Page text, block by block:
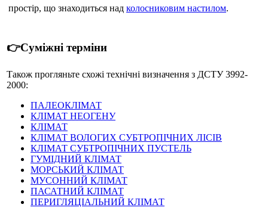
простір, що знаходиться над колосниковим настилом.
👉Суміжні терміни
Також прогляньте схожі технічні визначення з ДСТУ 3992-
2000:
ПАЛЕОКЛІМАТ
КЛІМАТ НЕОГЕНУ
КЛІМАТ
КЛІМАТ ВОЛОГИХ СУБТРОПІЧНИХ ЛІСІВ
КЛІМАТ СУБТРОПІЧНИХ ПУСТЕЛЬ
ГУМІДНИЙ КЛІМАТ
МОРСЬКИЙ КЛІМАТ
МУСОННИЙ КЛІМАТ
ПАСАТНИЙ КЛІМАТ
ПЕРИГЛЯЦІАЛЬНИЙ КЛІМАТ